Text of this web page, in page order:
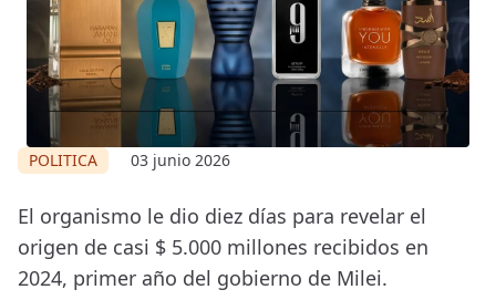
POLITICA 03 junio 2026
El organismo le dio diez días para revelar el
origen de casi $ 5.000 millones recibidos en
2024, primer año del gobierno de Milei.